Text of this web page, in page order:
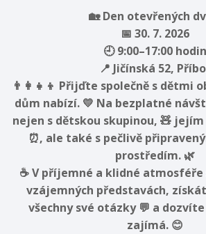
🏡 Den otevřených
📅 30. 7. 2026
🕘 9:00–17:00 hodin
📍 Jičínská 52,
👨‍👩‍👧‍👦 Přijďte společně s dětmi
dům nabízí. 💛 Na bezplatné
nejen s dětskou skupinou, 🧸
⏰, ale také s pečlivě
prostředím. 🌿
☕ V příjemné a klidné
vzájemných představách,
všechny své otázky 💬 a dozvíte
zajímá. 😊